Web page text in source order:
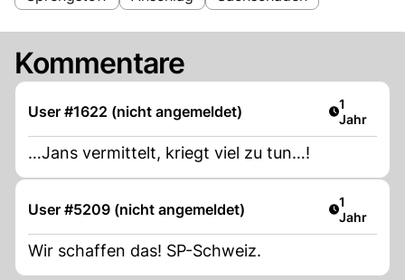
Kommentare
User #1622 (nicht angemeldet) Artikel
1
Jahr
…Jans vermittelt, kriegt viel zu tun…!
User #5209 (nicht angemeldet) Artikel
1
Jahr
Wir schaffen das! SP-Schweiz.